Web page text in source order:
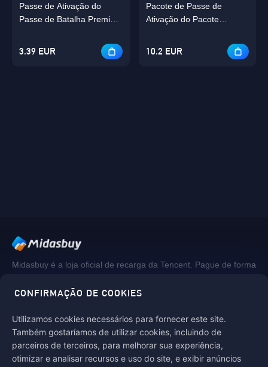
CONFIRMAÇÃO DE COOKIES
Utilizamos cookies necessários para fornecer este site.
Também gostaríamos de utilizar cookies, incluindo de
parceiros de terceiros, para melhorar sua experiência,
otimizar e analisar recursos e uso do site, e exibir anúncios
Passe de Ativação do
Passe de Batalha Premium
3.39 EUR
Pacote de Passe de
Ativação do Pacote
10.2 EUR
Midasbuy é a loja oficial de recarga da Tencent. Pague de forma
Siga-nos em